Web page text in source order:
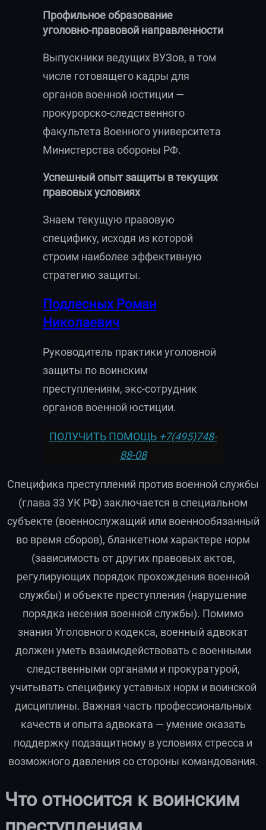
Профильное образование
уголовно-правовой направленности
Выпускники ведущих ВУЗов, в том
числе готовящего кадры для
органов военной юстиции —
прокурорско-следственного
факультета Военного университета
Министерства обороны РФ.
Успешный опыт защиты в текущих
правовых условиях
Знаем текущую правовую
специфику, исходя из которой
строим наиболее эффективную
стратегию защиты.
Подлесных Роман
Николаевич
Руководитель практики уголовной
защиты по воинским
преступлениям, экс-сотрудник
органов военной юстиции.
ПОЛУЧИТЬ ПОМОЩЬ +7(495)748-
88-08
Специфика преступлений против военной службы
(глава 33 УК РФ) заключается в специальном
субъекте (военнослужащий или военнообязанный
во время сборов), бланкетном характере норм
(зависимость от других правовых актов,
регулирующих порядок прохождения военной
службы) и объекте преступления (нарушение
порядка несения военной службы). Помимо
знания Уголовного кодекса, военный адвокат
должен уметь взаимодействовать с военными
следственными органами и прокуратурой,
учитывать специфику уставных норм и воинской
дисциплины. Важная часть профессиональных
качеств и опыта адвоката — умение оказать
поддержку подзащитному в условиях стресса и
возможного давления со стороны командования.
Что относится к воинским